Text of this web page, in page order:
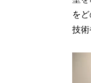
を
技術